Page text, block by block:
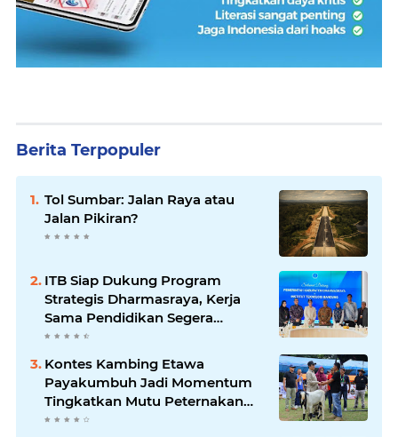
Berita Terpopuler
Tol Sumbar: Jalan Raya atau
Jalan Pikiran?
ITB Siap Dukung Program
Strategis Dharmasraya, Kerja
Sama Pendidikan Segera
Difinalkan
Kontes Kambing Etawa
Payakumbuh Jadi Momentum
Tingkatkan Mutu Peternakan
Lokal